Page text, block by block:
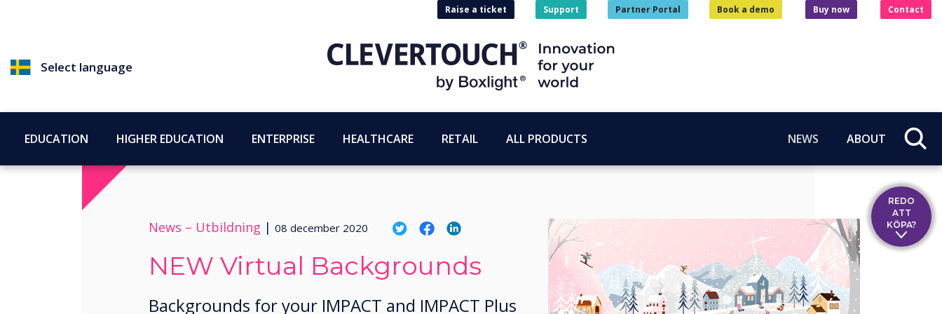
Select language
Raise a ticket Support Partner Portal Book a demo Buy now Contact
EDUCATION HIGHER EDUCATION ENTERPRISE HEALTHCARE RETAIL ALL PRODUCTS NEWS ABOUT
News – Utbildning | 08 december 2020
NEW Virtual Backgrounds
Backgrounds for your IMPACT and IMPACT Plus
REDO
ATT
KÖPA?